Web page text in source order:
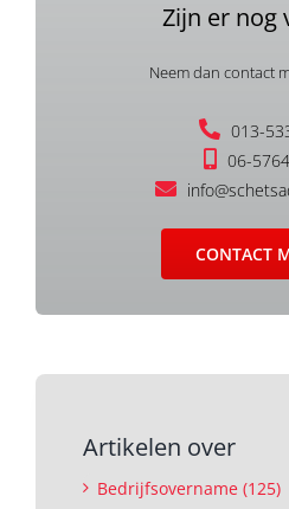
Zijn er nog
Neem dan contact
013-
06-
CONTACT
Artikelen over
Bedrijfsovername (125)